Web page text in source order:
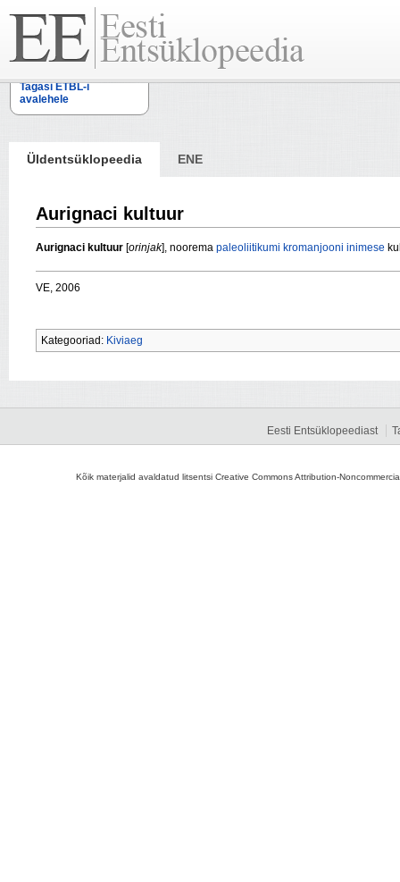
Tagasi ETBL-i
avalehele
Üldentsüklopeedia ENE
Aurignaci kultuur
Aurignaci kultuur [orinjak], noorema paleoliitikumi kromanjooni inimese
VE, 2006
Kategooriad: Kiviaeg
Eesti Entsüklopeediast
Kõik materjalid avaldatud litsentsi Creative Commons Attribution-